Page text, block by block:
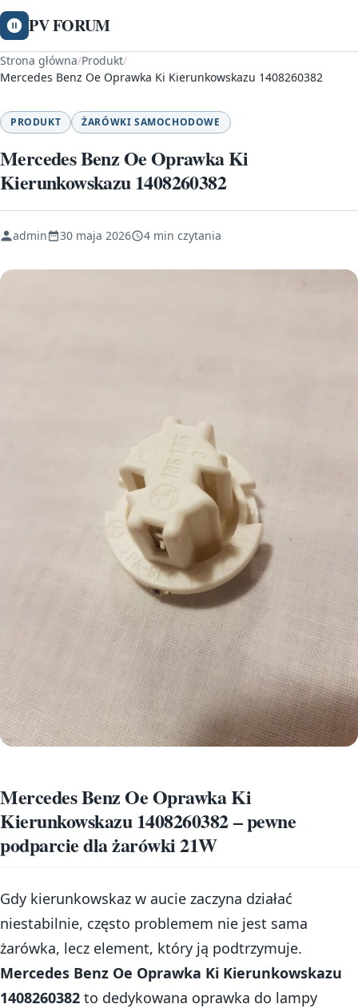
PV FORUM
Strona główna/Produkt/
Mercedes Benz Oe Oprawka Ki Kierunkowskazu 1408260382
PRODUKT ŻARÓWKI SAMOCHODOWE
Mercedes Benz Oe Oprawka Ki
Kierunkowskazu 1408260382
admin 30 maja 2026 4 min czytania
Mercedes Benz Oe Oprawka Ki
Kierunkowskazu 1408260382 – pewne
podparcie dla żarówki 21W
Gdy kierunkowskaz w aucie zaczyna działać
niestabilnie, często problemem nie jest sama
żarówka, lecz element, który ją podtrzymuje.
Mercedes Benz Oe Oprawka Ki Kierunkowskazu
1408260382 to dedykowana oprawka do lampy